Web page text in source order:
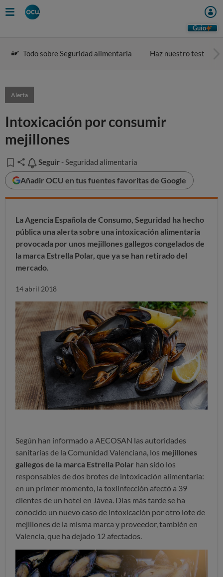
Guio
Todo sobre Seguridad alimentaria Haz nuestro test
Alerta
Intoxicación por consumir
mejillones
Seguir
Seguir - Seguridad alimentaria
Añadir OCU en tus fuentes favoritas de Google
La Agencia Española de Consumo, Seguridad ha hecho
pública una alerta sobre una intoxicación alimentaria
provocada por unos mejillones gallegos congelados de
la marca Estrella Polar, que ya se han retirado del
mercado.
14 abril 2018
Según han informado a AECOSAN las autoridades
sanitarias de la Comunidad Valenciana, los mejillones
gallegos de la marca Estrella Polar han sido los
responsables de dos brotes de intoxicación alimentaria:
en un primer momento, la toxiinfección afectó a 39
clientes de un hotel en Jávea. Días más tarde se ha
conocido un nuevo caso de intoxicación por otro lote de
mejillones de la misma marca y proveedor, también en
Valencia, que ha dejado 12 afectados.